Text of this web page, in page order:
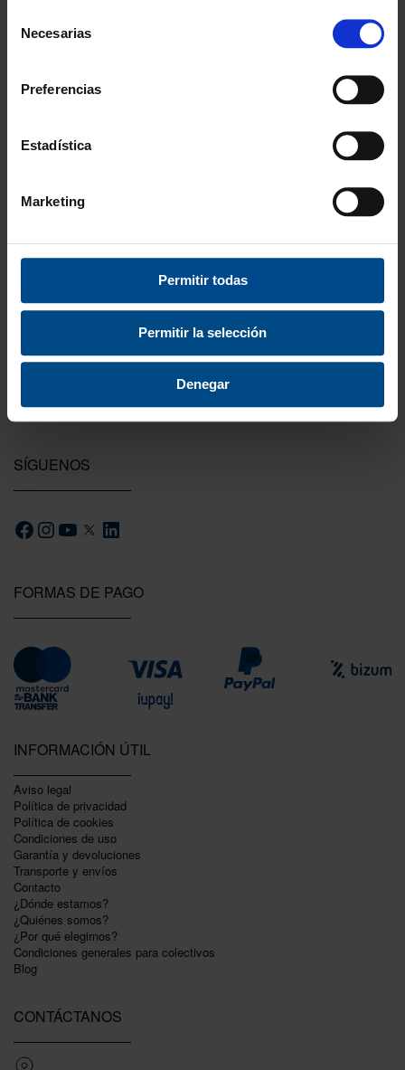
Necesarias
Preferencias
Estadística
Marketing
Permitir todas
Permitir la selección
Denegar
3 Años de garantía
Todas las novedades que introducimos son
probadas por nuestro equipo.
FORMAS DE PAGO
INFORMACIÓN ÚTIL
Aviso legal
Política de privacidad
Polí­tica de cookies
Condiciones de uso
Garantí­a y devoluciones
Transporte y envíos
Contacto
¿Dónde estamos?
¿Quiénes somos?
¿Por qué elegirnos?
Condiciones generales para colectivos
Blog
CONTÁCTANOS
SÍGUENOS